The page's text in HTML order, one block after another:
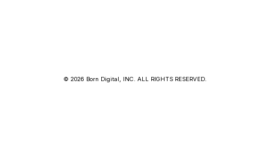
© 2026 Born Digital, INC. ALL RIGHTS RESERVED.